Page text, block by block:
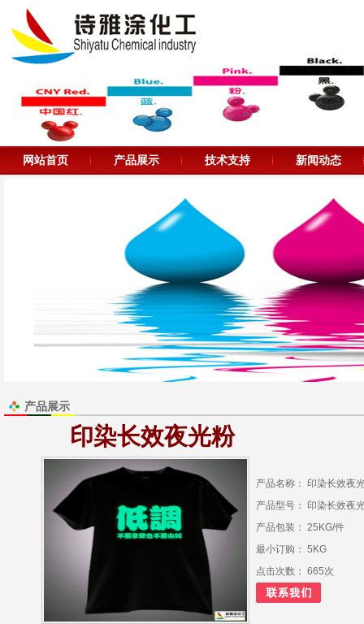
网站首页 产品展示 技术支持 新闻动态
产品展示
印染长效夜光粉
产品名称： 印染长效夜
产品型号： 印染长效夜
产品包装： 25KG/件
最小订购： 5KG
点击次数： 665次